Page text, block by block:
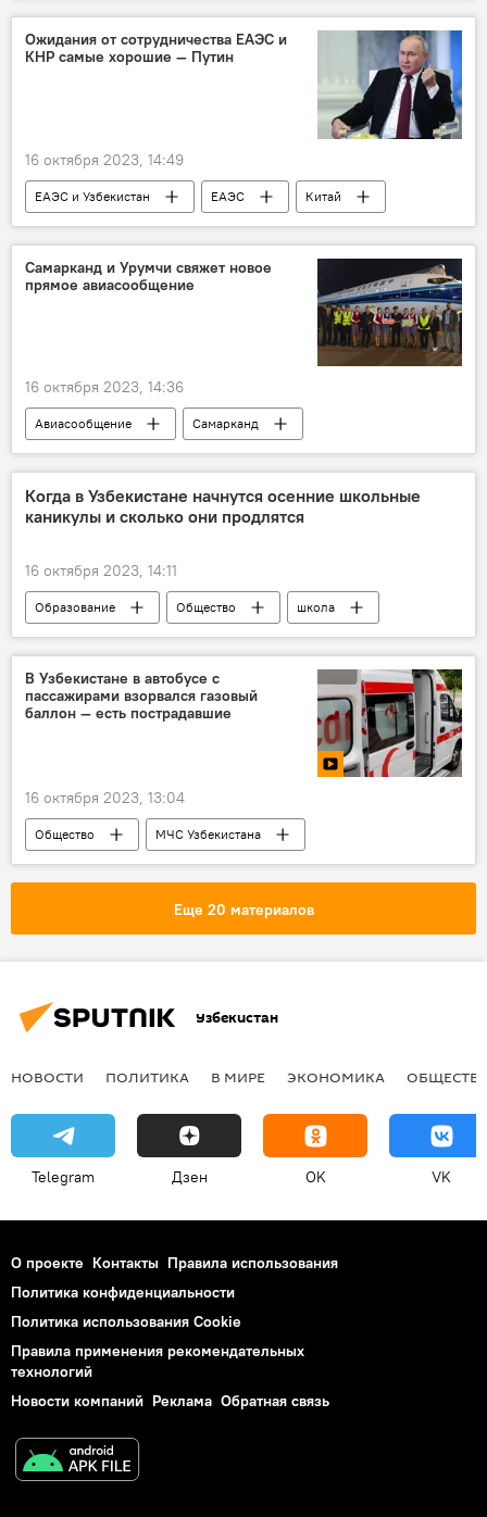
президент Узбекистана
Шавкат Мирзиёев
Зураб Пололикашвили
Ожидания от сотрудничества ЕАЭС и
КНР самые хорошие — Путин
16 октября 2023, 14:49
ЕАЭС и Узбекистан ЕАЭС
Китай
один пояс-один путь
Владимир Путин
Самарканд и Урумчи свяжет новое
прямое авиасообщение
16 октября 2023, 14:36
Авиасообщение
Самарканд
Урумчи
прямой рейс
рейс
боинг
Презентация
Когда в Узбекистане начнутся осенние школьные
каникулы и сколько они продлятся
16 октября 2023, 14:11
Образование Общество
школа
школьники
каникулы
Министерство дошкольного и школьного образования Республики Узбекистан
осень
Узбекистан
В Узбекистане в автобусе с
пассажирами взорвался газовый
баллон — есть пострадавшие
16 октября 2023, 13:04
Общество
МЧС Узбекистана
Взрыв
автобус
газовый баллон
Кашкадарьинская область
Еще 20 материалов
Узбекистан
НОВОСТИ ПОЛИТИКА В МИРЕ ЭКОНОМИКА
Telegram Дзен OK VK
О проекте Контакты Правила использования
Политика конфиденциальности
Политика использования Cookie
Правила применения рекомендательных
технологий
Новости компаний Реклама Обратная связь